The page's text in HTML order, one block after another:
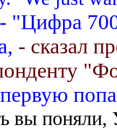
- "Цифра
- сказал
первую
вы поняли,